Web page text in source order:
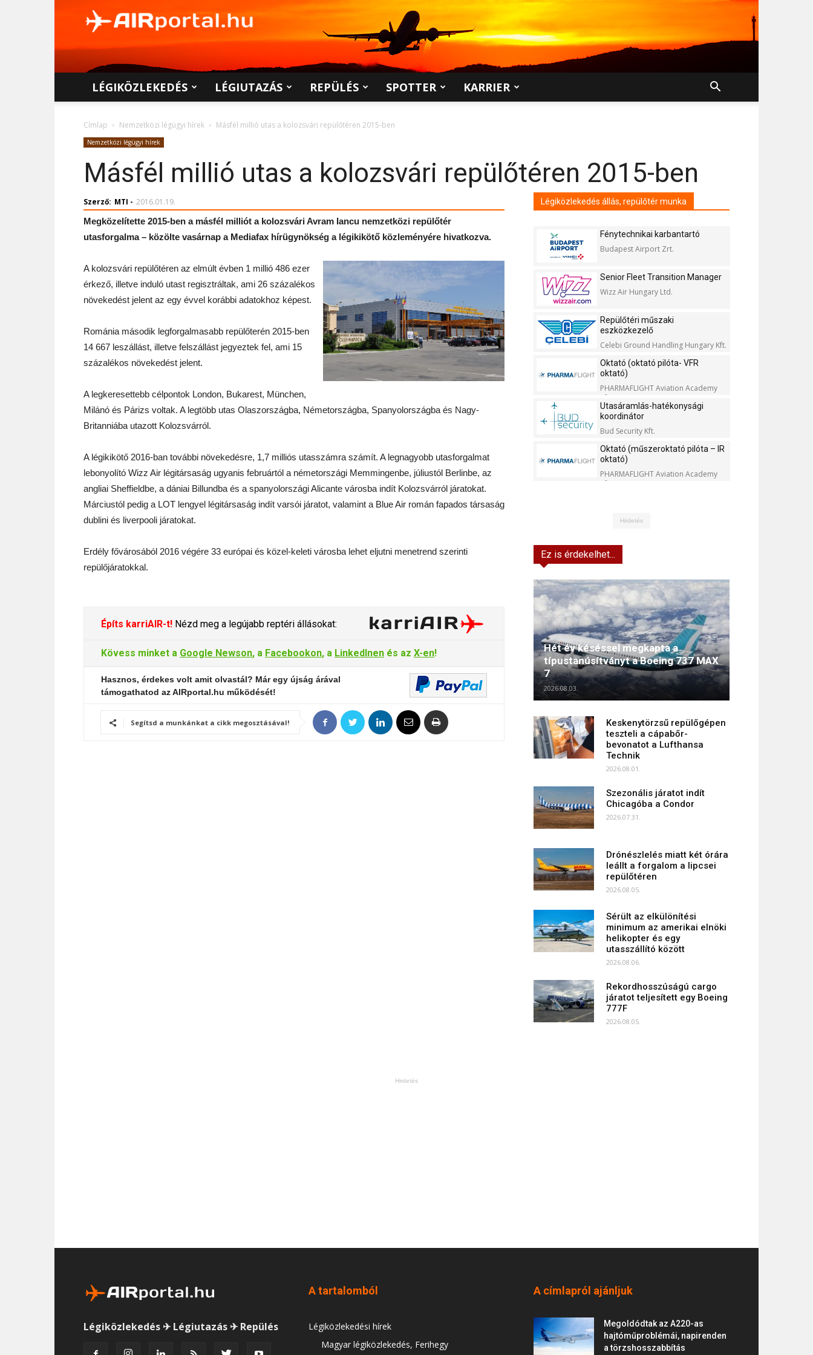
LÉGIKÖZLEKEDÉS LÉGIUTAZÁS REPÜLÉS SPOTTER KARRIER
Címlap Nemzetközi légügyi hírek Másfél millió utas a kolozsvári repülőtéren 2015-ben
Nemzetközi légügyi hírek
Másfél millió utas a kolozsvári repülőtéren 2015-ben
Szerző: MTI - 2016.01.19.
Megközelítette 2015-ben a másfél milliót a kolozsvári Avram Iancu nemzetközi repülőtér
utasforgalma – közölte vasárnap a Mediafax hírügynökség a légikikötő közleményére hivatkozva.
A kolozsvári repülőtéren az elmúlt évben 1 millió 486 ezer
érkező, illetve induló utast regisztráltak, ami 26 százalékos
növekedést jelent az egy évvel korábbi adatokhoz képest.
Románia második legforgalmasabb repülőterén 2015-ben
14 667 leszállást, illetve felszállást jegyeztek fel, ami 15
százalékos növekedést jelent.
A legkeresettebb célpontok London, Bukarest, München,
Milánó és Párizs voltak. A legtöbb utas Olaszországba, Németországba, Spanyolországba és Nagy-
Britanniába utazott Kolozsvárról.
A légikikötő 2016-ban további növekedésre, 1,7 milliós utasszámra számít. A legnagyobb utasforgalmat
lebonyolító Wizz Air légitársaság ugyanis februártól a németországi Memmingenbe, júliustól Berlinbe, az
angliai Sheffieldbe, a dániai Billundba és a spanyolországi Alicante városba indít Kolozsvárról járatokat.
Márciustól pedig a LOT lengyel légitársaság indít varsói járatot, valamint a Blue Air román fapados társaság
dublini és liverpooli járatokat.
Erdély fővárosából 2016 végére 33 európai és közel-keleti városba lehet eljutni menetrend szerinti
repülőjáratokkal.
Építs karriAIR-t! Nézd meg a legújabb reptéri állásokat:
Kövess minket a Google Newson, a Facebookon, a LinkedInen és az X-en!
Hasznos, érdekes volt amit olvastál? Már egy újság árával
támogathatod az AIRportal.hu működését!
Segítsd a munkánkat a cikk megosztásával!
Légiközlekedés állás, repülőtér munka
Fénytechnikai karbantartó
Budapest Airport Zrt.
Senior Fleet Transition Manager
Wizz Air Hungary Ltd.
Repülőtéri műszaki
eszközkezelő
Celebi Ground Handling Hungary Kft.
Oktató (oktató pilóta- VFR
oktató)
PHARMAFLIGHT Aviation Academy
Kft.
Utasáramlás-hatékonysági
koordinátor
Bud Security Kft.
Oktató (műszeroktató pilóta – IR
oktató)
PHARMAFLIGHT Aviation Academy
Kft.
Hirdetés
Ez is érdekelhet...
Hét év késéssel megkapta a
típustanúsítványt a Boeing 737 MAX
7
2026.08.03.
Keskenytörzsű repülőgépen
teszteli a cápabőr-
bevonatot a Lufthansa
Technik
2026.08.01.
Szezonális járatot indít
Chicagóba a Condor
2026.07.31.
Drónészlelés miatt két órára
leállt a forgalom a lipcsei
repülőtéren
2026.08.05.
Sérült az elkülönítési
minimum az amerikai elnöki
helikopter és egy
utasszállító között
2026.08.06.
Rekordhosszúságú cargo
járatot teljesített egy Boeing
777F
2026.08.05.
Hirdetés
Légiközlekedés ✈ Légiutazás ✈ Repülés
A tartalomból
Légiközlekedési hírek
Magyar légiközlekedés, Ferihegy
A címlapról ajánljuk
Megoldódtak az A220-as
hajtóműproblémái, napirenden
a törzshosszabbítás